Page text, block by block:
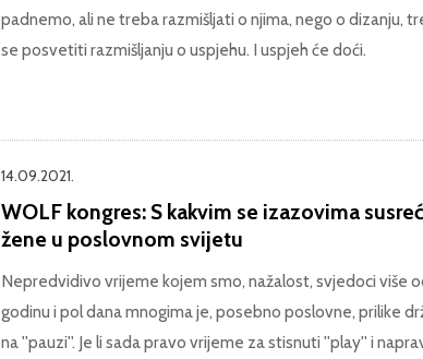
padnemo, ali ne treba razmišljati o njima, nego o dizanju,
se posvetiti razmišljanju o uspjehu. I uspjeh će doći.
14.09.2021.
WOLF kongres: S kakvim se izazovima
žene u poslovnom svijetu
Nepredvidivo vrijeme kojem smo, nažalost, svjedoci više
godinu i pol dana mnogima je, posebno poslovne, prilike
na ''pauzi''. Je li sada pravo vrijeme za stisnuti ''play'' i